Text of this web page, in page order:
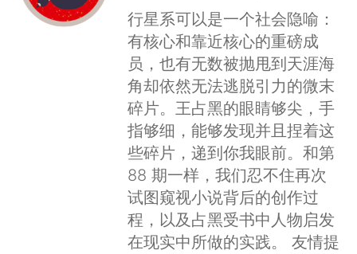
行星系可以是一个社会隐喻：
有核心和靠近核心的重磅成
员，也有无数被抛甩到天涯海
角却依然无法逃脱引力的微末
碎片。王占黑的眼睛够尖，手
指够细，能够发现并且捏着这
些碎片，递到你我眼前。和第
88 期一样，我们忍不住再次
试图窥视小说背后的创作过
程，以及占黑受书中人物启发
在现实中所做的实践。 友情提